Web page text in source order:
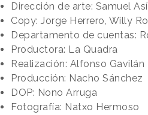
Dirección de arte: Samuel
Copy: Jorge Herrero, Willy
Departamento de cuentas:
Productora: La Quadra
Realización: Alfonso Gavilán
Producción: Nacho Sánchez
DOP: Nono Arruga
Fotografía: Natxo Hermoso